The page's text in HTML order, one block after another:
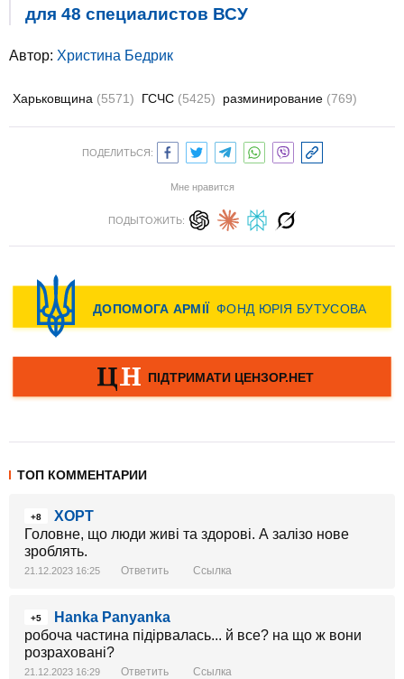
для 48 специалистов ВСУ
Автор: Христина Бедрик
Харьковщина (5571) ГСЧС (5425) разминирование (769)
ПОДЕЛИТЬСЯ:
Мне нравится
ПОДЫТОЖИТЬ:
ТОП КОММЕНТАРИИ
+8
ХОРТ
Головне, що люди живі та здорові. А залізо нове
зроблять.
21.12.2023 16:25 Ответить Ссылка
+5
Hanka Panyanka
робоча частина підірвалась... й все? на що ж вони
розраховані?
21.12.2023 16:29 Ответить Ссылка